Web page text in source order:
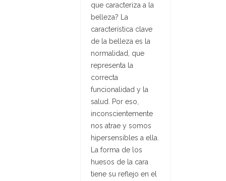
que caracteriza a la
belleza? La
característica clave
de la belleza es la
normalidad, que
representa la
correcta
funcionalidad y la
salud. Por eso,
inconscientemente
nos atrae y somos
hipersensibles a ella.
La forma de los
huesos de la cara
tiene su reflejo en el